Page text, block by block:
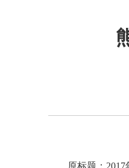
原标题：